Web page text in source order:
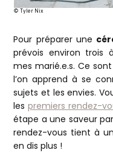
© Tyler Nix
Pour préparer une
prévois environ trois
mes marié.e.s. Ce
l’on apprend à se
sujets et les envies.
lespremiers rendez-
étape a une saveur
rendez-vous tient à
en dis plus !